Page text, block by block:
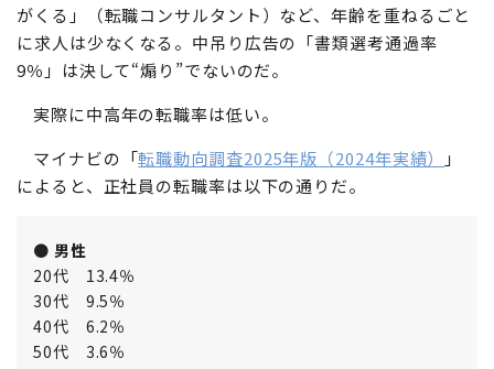
がくる」（転職コンサルタント）など、年齢を重ねるごと
に求人は少なくなる。中吊り広告の「書類選考通過率
9％」は決して“煽り”でないのだ。
実際に中高年の転職率は低い。
マイナビの「転職動向調査2025年版（2024年実績）
」
によると、正社員の転職率は以下の通りだ。
● 男性
20代 13.4％
30代 9.5％
40代 6.2％
50代 3.6％